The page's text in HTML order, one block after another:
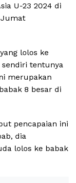
U-23 2024 di
Jumat
lolos ke
sendiri tentunya
merupakan
8 besar di
pencapaian ini
dia
lolos ke babak